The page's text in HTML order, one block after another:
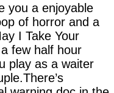
you a enjoyable
of horror and a
I Take Your
few half hour
play as a waiter